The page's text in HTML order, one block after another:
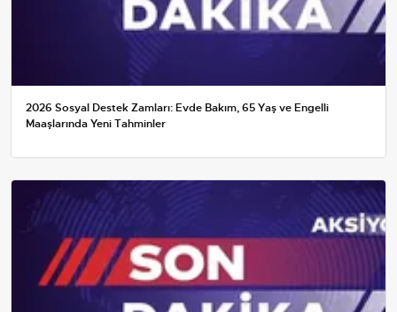
2026 Sosyal Destek Zamları: Evde Bakım, 65 Yaş ve Engelli
Maaşlarında Yeni Tahminler